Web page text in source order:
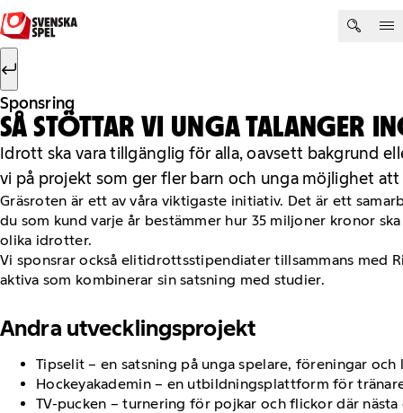
Hoppa till innehåll
Sök efter:
Sponsring
SÅ STÖTTAR VI UNGA TALANGER
Idrott ska vara tillgänglig för alla, oavsett bakgrund
vi på projekt som ger fler barn och unga möjlighet
Gräsroten är ett av våra viktigaste initiativ. Det är ett
du som kund varje år bestämmer hur 35 miljoner kronor
olika idrotter.
Vi sponsrar också elitidrottsstipendiater tillsammans med
aktiva som kombinerar sin satsning med studier.
Andra utvecklingsprojekt
Tipselit – en satsning på unga spelare, föreningar
Hockeyakademin – en utbildningsplattform för
TV-pucken – turnering för pojkar och flickor där